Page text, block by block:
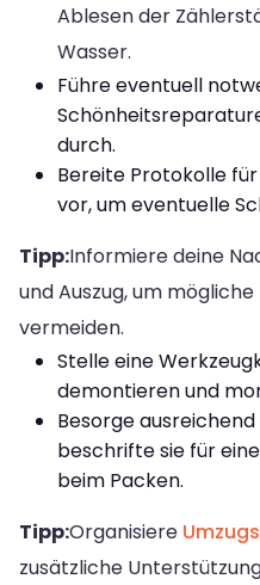
Ablesen der
Wasser.
Führe eventuell
durch.
Bereite Protokolle
vor, um eventuelle
Tipp:Informiere deine
und Auszug, um
vermeiden.
Stelle eine
demontieren und
Besorge ausreichend
beschrifte sie für
beim Packen.
Tipp:Organisiere
zusätzliche